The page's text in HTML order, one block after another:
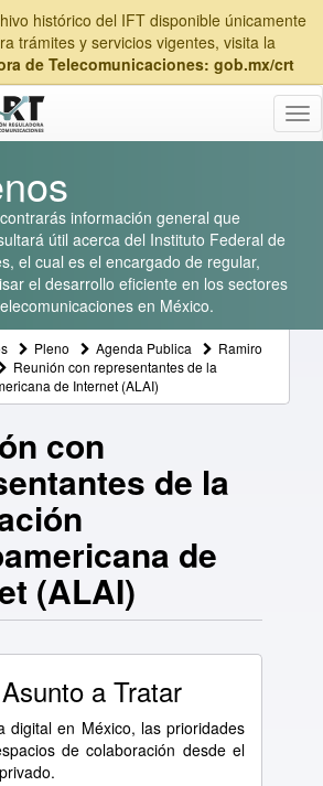
histórico del IFT disponible únicamente
trámites y servicios vigentes, visita la
de Telecomunicaciones: gob.mx/crt
información general que
útil acerca del Instituto Federal de
el cual es el encargado de regular,
el desarrollo eficiente en los sectores
en México.
Pleno Agenda Publica
Ramiro
Reunión con representantes de la
de Internet (ALAI)
con
de la
de
(ALAI)
a Tratar
digital en México, las prioridades
de colaboración desde el